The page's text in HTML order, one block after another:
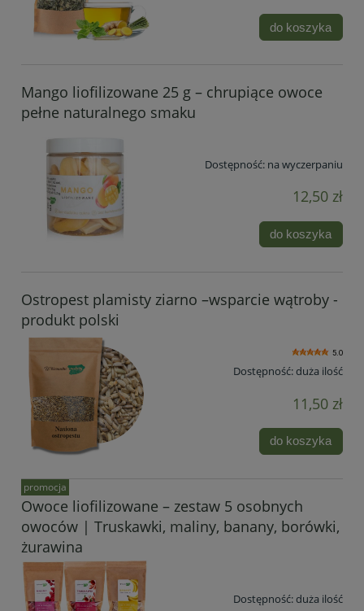
do koszyka
Mango liofilizowane 25 g – chrupiące owoce
pełne naturalnego smaku
Dostępność: na wyczerpaniu
12,50 zł
do koszyka
Ostropest plamisty ziarno –wsparcie wątroby -
produkt polski
5.0
Dostępność:duża ilość
11,50 zł
do koszyka
Owoce liofilizowane – zestaw 5 osobnych
owoców | Truskawki, maliny, banany, borówki,
żurawina
Dostępność:duża ilość
promocja